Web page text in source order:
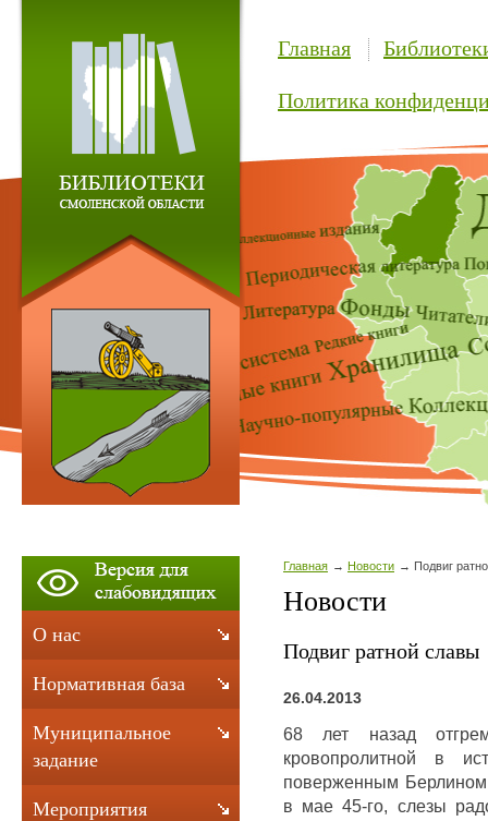
Главная
Политика
Главная Новости Подвиг
Новости
Подвиг ратной славы
26.04.2013
68 лет назад
кровопролитной в
поверженным
в мае 45-го, слезы
О нас
Нормативная база
Муниципальное
задание
Мероприятия